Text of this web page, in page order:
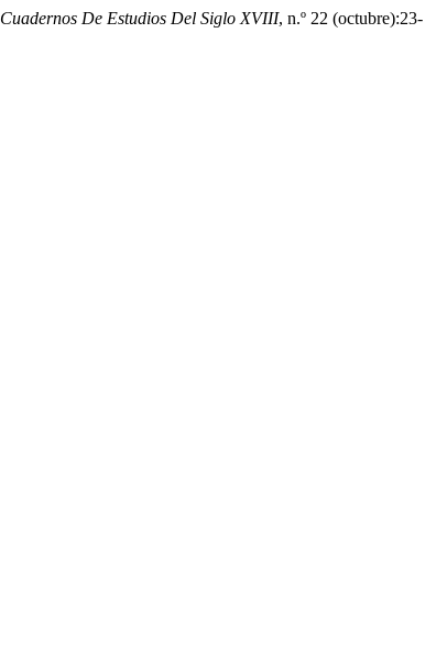
Cuadernos De Estudios Del Siglo XVIII, n.º 22 (octubre):23-